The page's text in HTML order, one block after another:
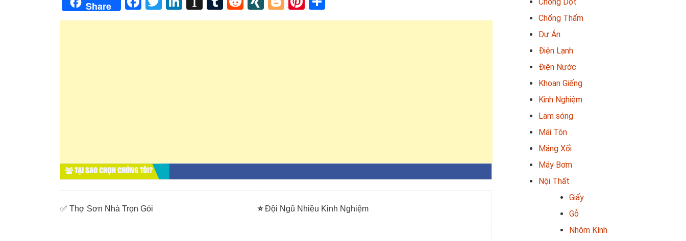
Share
TẠI SAO CHỌN CHÚNG TÔI?
✅ Thợ Sơn Nhà Trọn Gói ⭐Đội Ngũ Nhiều Kinh Nghiệm
Chống Thấm
Dự Án
Điện Lạnh
Điện Nước
Khoan Giếng
Kinh Nghiệm
Lam sóng
Mái Tôn
Máng Xối
Máy Bơm
Nội Thất
Giấy
Gỗ
Nhôm Kính